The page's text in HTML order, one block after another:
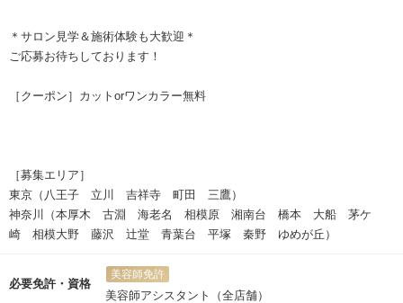
＊サロン見学＆施術体験も大歓迎＊
ご応募お待ちしております！
［クーポン］カットorワンカラー無料
［募集エリア］
東京（八王子 立川 吉祥寺 町田 三鷹）
神奈川（本厚木 古淵 海老名 相模原 湘南台 橋本 大船 茅ケ
崎 相模大野 藤沢 辻堂 青葉台 平塚 秦野 ゆめが丘）
必要免許・資格
美容師免許
美容師アシスタント（全店舗）